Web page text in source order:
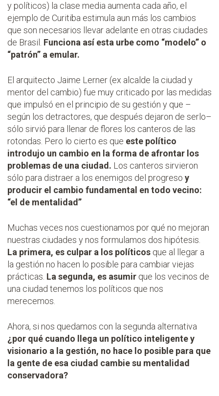
y políticos) la clase media aumenta cada año, el
ejemplo de Curitiba estimula aun más los cambios
que son necesarios llevar adelante en otras ciudades
de Brasil. Funciona así esta urbe como “modelo” o
“patrón” a emular.
El arquitecto Jaime Lerner (ex alcalde la ciudad y
mentor del cambio) fue muy criticado por las medidas
que impulsó en el principio de su gestión y que –
según los detractores, que después dejaron de serlo–
sólo sirvió para llenar de flores los canteros de las
rotondas. Pero lo cierto es que este político
introdujo un cambio en la forma de afrontar los
problemas de una ciudad. Los canteros sirvieron
sólo para distraer a los enemigos del progreso y
producir el cambio fundamental en todo vecino:
“el de mentalidad”
Muchas veces nos cuestionamos por qué no mejoran
nuestras ciudades y nos formulamos dos hipótesis.
La primera, es culpar a los políticos que al llegar a
la gestión no hacen lo posible para cambiar viejas
prácticas. La segunda, es asumir que los vecinos de
una ciudad tenemos los políticos que nos
merecemos.
Ahora, si nos quedamos con la segunda alternativa
¿por qué cuando llega un político inteligente y
visionario a la gestión, no hace lo posible para que
la gente de esa ciudad cambie su mentalidad
conservadora?